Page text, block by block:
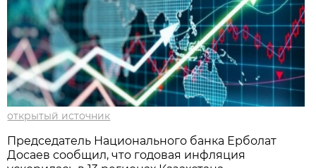
открытый источник
Председатель Национального банка Ерболат
Досаев сообщил, что годовая инфляция